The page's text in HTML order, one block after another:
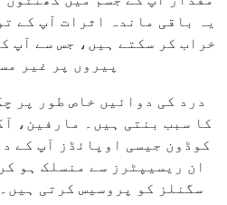
یہ باقی ماندہ اثرات آپ کے
خراب کر سکتے ہیں، جس سے آپ
پیروں پر غیر
کا سبب بنتی ہیں۔ مارفین،
کوڈون جیسی اوپائڈز آپ کے
ان ریسیپٹرز سے منسلک ہو
سگنلز کو پروسیس کرتی